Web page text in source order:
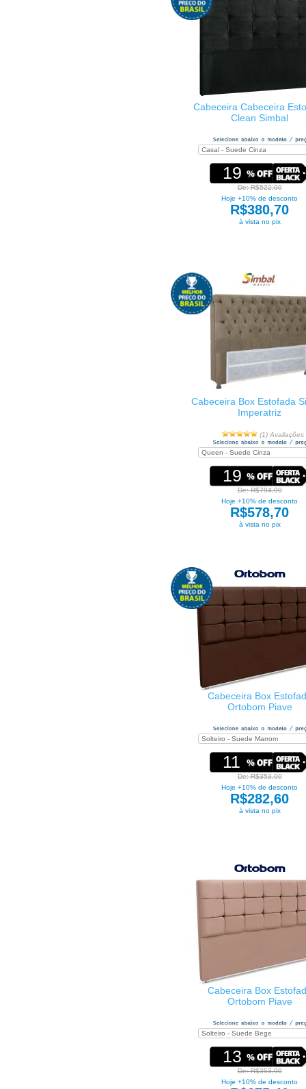
Cabeceira Cabeceira
Clean Simbal
19
De: R$522,00
Hoje +10% de desconto
R$380,70
à vista no pix
Cabeceira Box Estofada
Imperatriz
(1) Avaliações
19
De: R$794,00
Hoje +10% de desconto
R$578,70
à vista no pix
Cabeceira Box
Ortobom Piave
11
De: R$353,00
Hoje +10% de desconto
R$282,60
à vista no pix
Cabeceira Box
Ortobom Piave
13
De: R$353,00
Hoje +10% de desconto